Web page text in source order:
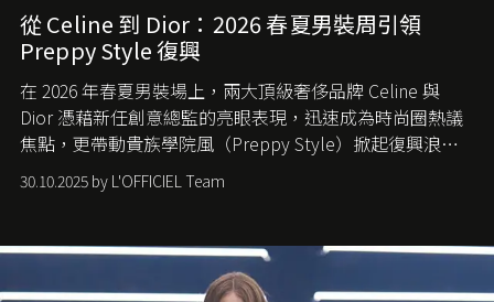
從 Celine 到 Dior：2026 春夏男裝周引領
Preppy Style 復興
在 2026 年春夏男裝場上，兩大頂級奢侈品牌 Celine 與
Dior 憑藉新任創意總監的亮眼表現，迅速成為時尚圈熱議
焦點，更帶動貴族學院風（Preppy Style）掀起復興浪
潮，讓這股經典風格再度回到大眾視線。
30.10.2025 by L'OFFICIEL Team